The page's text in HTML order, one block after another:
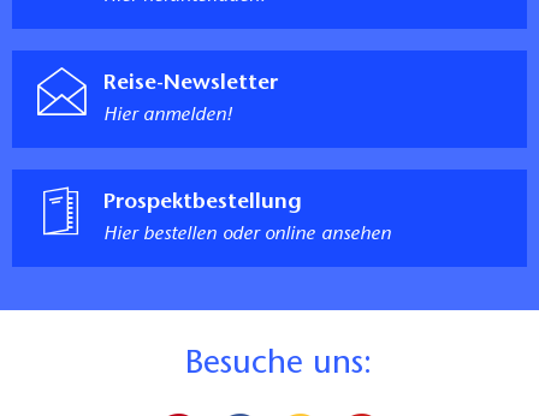
Reise-Newsletter
Hier anmelden!
Prospektbestellung
Hier bestellen oder online ansehen
Besuche uns: